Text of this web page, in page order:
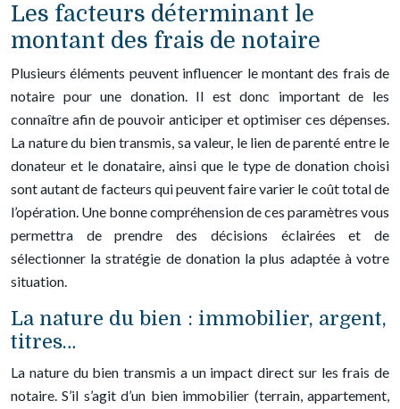
Les facteurs déterminant le
montant des frais de notaire
Plusieurs éléments peuvent influencer le montant des frais de
notaire pour une donation. Il est donc important de les
connaître afin de pouvoir anticiper et optimiser ces dépenses.
La nature du bien transmis, sa valeur, le lien de parenté entre le
donateur et le donataire, ainsi que le type de donation choisi
sont autant de facteurs qui peuvent faire varier le coût total de
l’opération. Une bonne compréhension de ces paramètres vous
permettra de prendre des décisions éclairées et de
sélectionner la stratégie de donation la plus adaptée à votre
situation.
La nature du bien : immobilier, argent,
titres…
La nature du bien transmis a un impact direct sur les frais de
notaire. S’il s’agit d’un bien immobilier (terrain, appartement,